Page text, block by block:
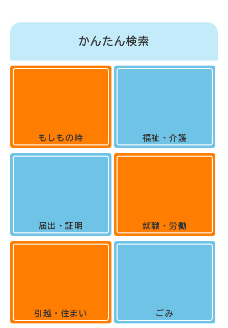
かんたん検索
もしもの時
届出・証明
引越・住まい
福祉・介護
就職・労働
ごみ